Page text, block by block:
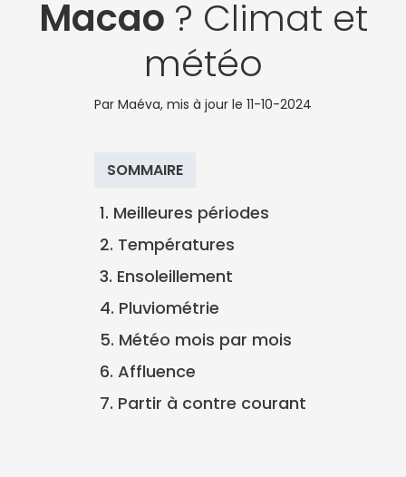
Macao ? Climat et
météo
Par Maéva, mis à jour le 11-10-2024
SOMMAIRE
1. Meilleures périodes
2. Températures
3. Ensoleillement
4. Pluviométrie
5. Météo mois par mois
6. Affluence
7. Partir à contre courant